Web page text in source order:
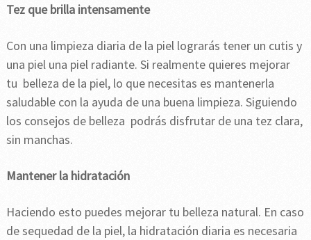
Tez que brilla intensamente
Con una limpieza diaria de la piel lograrás tener un cutis y
una piel una piel radiante. Si realmente quieres mejorar
tu belleza de la piel, lo que necesitas es mantenerla
saludable con la ayuda de una buena limpieza. Siguiendo
los consejos de belleza podrás disfrutar de una tez clara,
sin manchas.
Mantener la hidratación
Haciendo esto puedes mejorar tu belleza natural. En caso
de sequedad de la piel, la hidratación diaria es necesaria